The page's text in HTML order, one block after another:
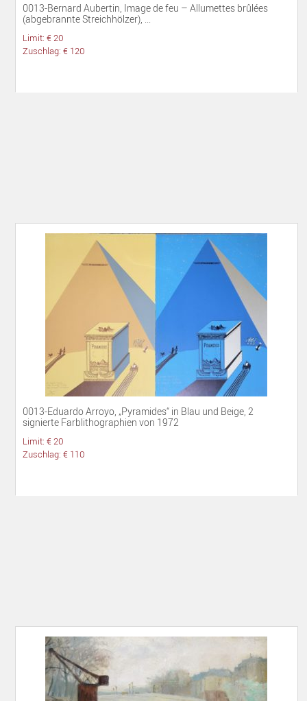
0013-Bernard Aubertin, Image de feu – Allumettes brûlées
(abgebrannte Streichhölzer), ...
Limit: € 20
Zuschlag: € 120
0013-Eduardo Arroyo, „Pyramides“ in Blau und Beige, 2
signierte Farblithographien von 1972
Limit: € 20
Zuschlag: € 110